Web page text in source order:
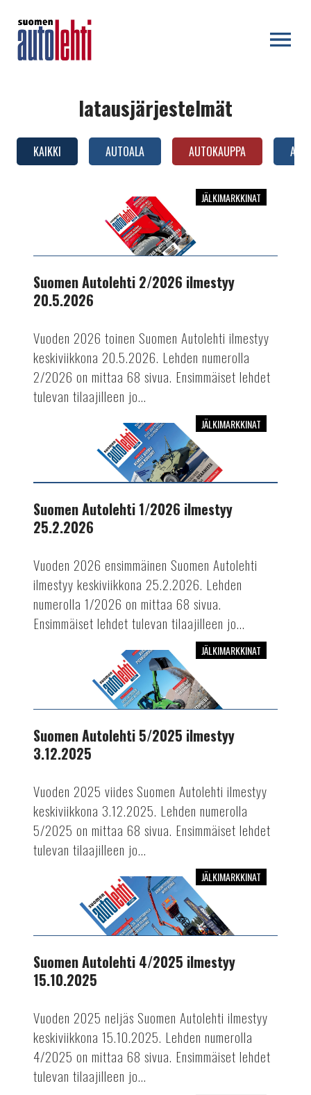
latausjärjestelmät
KAIKKI AUTOALA AUTOKAUPPA
ilmestyy
JÄLKIMARKKINAT
Suomen Autolehti 2/2026 ilmestyy
20.5.2026
Vuoden 2026 toinen Suomen Autolehti ilmestyy
keskiviikkona 20.5.2026. Lehden numerolla
2/2026 on mittaa 68 sivua. Ensimmäiset lehdet
tulevan tilaajilleen jo...
ilmestyy
JÄLKIMARKKINAT
Suomen Autolehti 1/2026 ilmestyy
25.2.2026
Vuoden 2026 ensimmäinen Suomen Autolehti
ilmestyy keskiviikkona 25.2.2026. Lehden
numerolla 1/2026 on mittaa 68 sivua.
Ensimmäiset lehdet tulevan tilaajilleen jo...
ilmestyy
JÄLKIMARKKINAT
Suomen Autolehti 5/2025 ilmestyy
3.12.2025
Vuoden 2025 viides Suomen Autolehti ilmestyy
keskiviikkona 3.12.2025. Lehden numerolla
5/2025 on mittaa 68 sivua. Ensimmäiset lehdet
tulevan tilaajilleen jo...
ilmestyy
JÄLKIMARKKINAT
Suomen Autolehti 4/2025 ilmestyy
15.10.2025
Vuoden 2025 neljäs Suomen Autolehti ilmestyy
keskiviikkona 15.10.2025. Lehden numerolla
4/2025 on mittaa 68 sivua. Ensimmäiset lehdet
tulevan tilaajilleen jo...